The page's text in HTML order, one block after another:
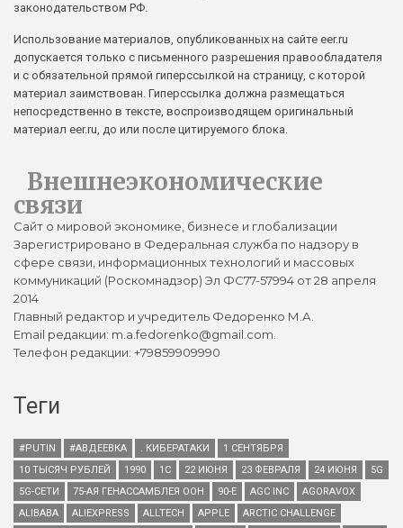
законодательством РФ.
Использование материалов, опубликованных на сайте eer.ru
допускается только с письменного разрешения правообладателя
и с обязательной прямой гиперссылкой на страницу, с которой
материал заимствован. Гиперссылка должна размещаться
непосредственно в тексте, воспроизводящем оригинальный
материал eer.ru, до или после цитируемого блока.
Внешнеэкономические
связи
Сайт о мировой экономике, бизнесе и глобализации
Зарегистрировано в Федеральная служба по надзору в
сфере связи, информационных технологий и массовых
коммуникаций (Роскомнадзор) Эл ФС77-57994 от 28 апреля
2014
Главный редактор и учредитель Федоренко М.А.
Email редакции: m.a.fedorenko@gmail.com.
Телефон редакции: +79859909990
Теги
#PUTIN #АВДЕЕВКА . КИБЕРАТАКИ
1 СЕНТЯБРЯ
10 ТЫСЯЧ РУБЛЕЙ
1990 1С 22 ИЮНЯ 23 ФЕВРАЛЯ 24 ИЮНЯ
5G
5G-СЕТИ
75-АЯ ГЕНАССАМБЛЕЯ ООН 90-Е AGC INC
AGORAVOX
ALIBABA
ALIEXPRESS ALLTECH APPLE
ARCTIC CHALLENGE